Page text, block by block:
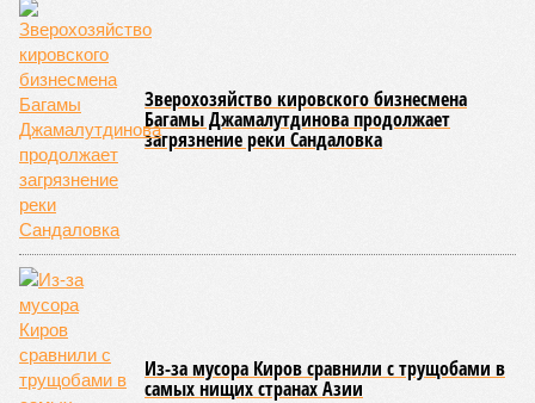
Зверохозяйство кировского бизнесмена
Багамы Джамалутдинова продолжает
загрязнение реки Сандаловка
Из-за мусора Киров сравнили с трущобами в
самых нищих странах Азии